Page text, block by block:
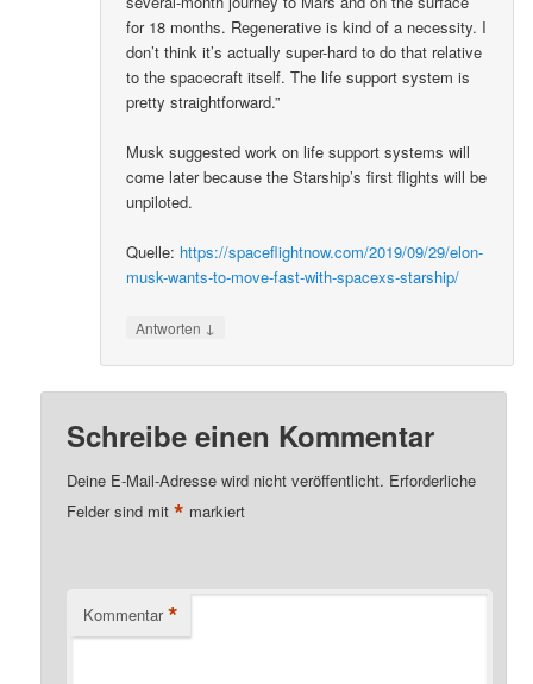
for 18 months. Regenerative is kind of a necessity. I
don’t think it’s actually super-hard to do that relative
to the spacecraft itself. The life support system is
pretty straightforward.”
Musk suggested work on life support systems will
come later because the Starship’s first flights will be
unpiloted.
Quelle: https://spaceflightnow.com/2019/09/29/elon-
musk-wants-to-move-fast-with-spacexs-starship/
Antworten ↓
Schreibe einen Kommentar
Deine E-Mail-Adresse wird nicht veröffentlicht. Erforderliche
Felder sind mit* markiert
Kommentar *